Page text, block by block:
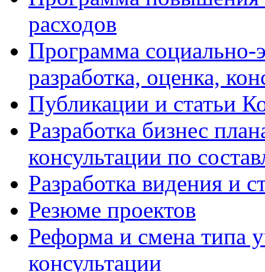
расходов
Программа социально-
разработка, оценка,
Публикации и статьи
Разработка бизнес
консультации по
Разработка видения и
Резюме проектов
Реформа и смена типа
консультации